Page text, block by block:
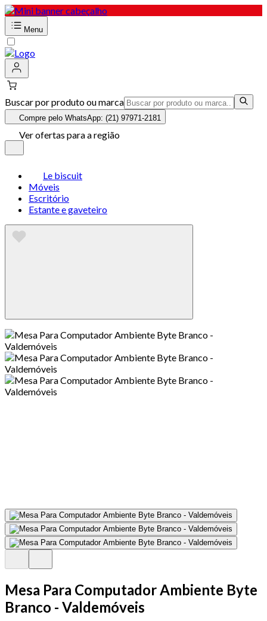
Menu
Buscar por produto ou marca
Compre pelo WhatsApp: (21) 97971-2181
Ver ofertas para a região
Le biscuit
Móveis
Escritório
Estante e gaveteiro
Mesa Para Computador Ambiente Byte
Branco - Valdemóveis